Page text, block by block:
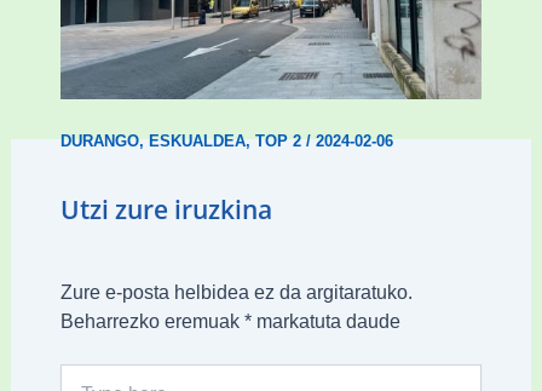
Udal etxebizitza tasatuei buruzko lehen
ordenantza izango du Durangok
DURANGO,ESKUALDEA,TOP 2/2024-02-06
Utzi zure iruzkina
Zure e-posta helbidea ez da argitaratuko.
Beharrezko eremuak *markatuta daude